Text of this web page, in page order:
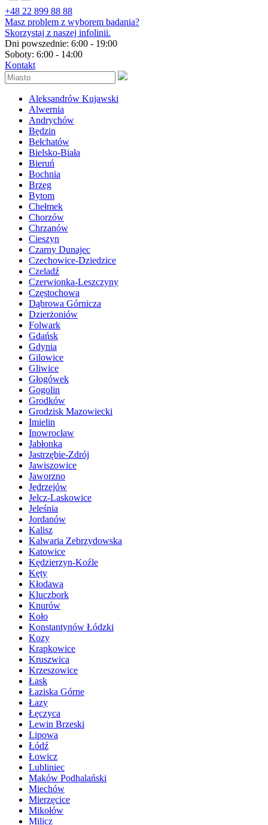
+48 22 899 88 88
Masz problem z wyborem badania?
Skorzystaj z naszej infolinii.
Dni powszednie: 6:00 - 19:00
Soboty: 6:00 - 14:00
Kontakt
Aleksandrów Kujawski
Alwernia
Andrychów
Będzin
Bełchatów
Bielsko-Biała
Bieruń
Bochnia
Brzeg
Bytom
Chełmek
Chorzów
Chrzanów
Cieszyn
Czarny Dunajec
Czechowice-Dziedzice
Czeladź
Czerwionka-Leszczyny
Częstochowa
Dąbrowa Górnicza
Dzierżoniów
Folwark
Gdańsk
Gdynia
Gilowice
Gliwice
Głogówek
Gogolin
Grodków
Grodzisk Mazowiecki
Imielin
Inowrocław
Jabłonka
Jastrzębie-Zdrój
Jawiszowice
Jaworzno
Jędrzejów
Jelcz-Laskowice
Jeleśnia
Jordanów
Kalisz
Kalwaria Zebrzydowska
Katowice
Kędzierzyn-Koźle
Kęty
Kłodawa
Kluczbork
Knurów
Koło
Konstantynów Łódzki
Kozy
Krapkowice
Kruszwica
Krzeszowice
Łask
Łaziska Górne
Łazy
Łęczyca
Lewin Brzeski
Lipowa
Łódź
Łowicz
Lubliniec
Maków Podhalański
Miechów
Mierzęcice
Mikołów
Milicz